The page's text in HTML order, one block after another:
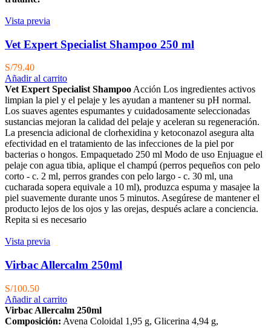
Vista previa
Vet Expert Specialist Shampoo 250 ml
S/79.40
Añadir al carrito
Vet Expert Specialist Shampoo Acción Los ingredientes activos
limpian la piel y el pelaje y les ayudan a mantener su pH normal.
Los suaves agentes espumantes y cuidadosamente seleccionadas
sustancias mejoran la calidad del pelaje y aceleran su regeneración.
La presencia adicional de clorhexidina y ketoconazol asegura alta
efectividad en el tratamiento de las infecciones de la piel por
bacterias o hongos. Empaquetado 250 ml Modo de uso Enjuague el
pelaje con agua tibia, aplique el champú (perros pequeños con pelo
corto - c. 2 ml, perros grandes con pelo largo - c. 30 ml, una
cucharada sopera equivale a 10 ml), produzca espuma y masajee la
piel suavemente durante unos 5 minutos. Asegúrese de mantener el
producto lejos de los ojos y las orejas, después aclare a conciencia.
Repita si es necesario
Vista previa
Virbac Allercalm 250ml
S/100.50
Añadir al carrito
Virbac Allercalm 250ml
Composición: Avena Coloidal 1,95 g, Glicerina 4,94 g,